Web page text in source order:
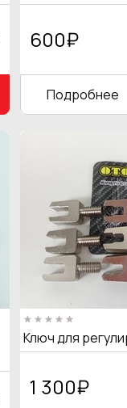
600₽
Подробнее
Ключ для
1 300₽